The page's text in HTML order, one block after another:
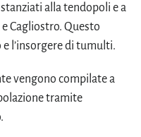
alla tendopoli e a
Cagliostro. Questo
l’insorgere di tumulti.
vengono compilate a
tramite